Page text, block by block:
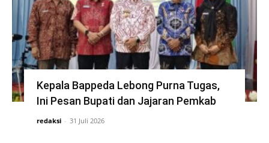
Kepala Bappeda Lebong Purna Tugas,
Ini Pesan Bupati dan Jajaran Pemkab
redaksi - 31 Juli 2026